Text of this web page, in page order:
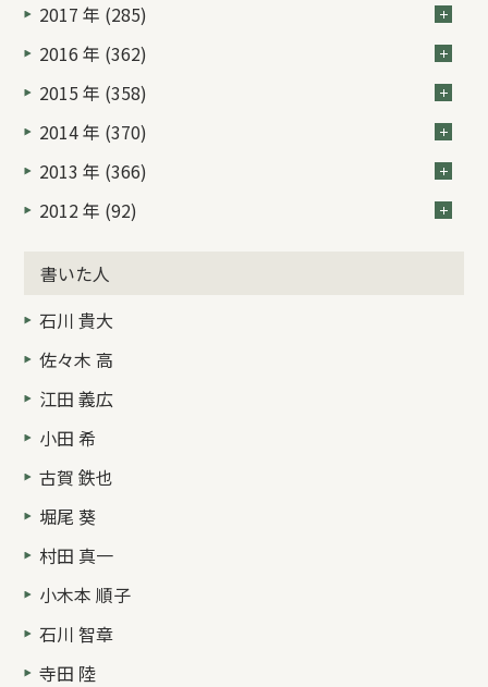
2017 年 (285)
2016 年 (362)
2015 年 (358)
2014 年 (370)
2013 年 (366)
2012 年 (92)
書いた人
石川 貴大
佐々木 高
江田 義広
小田 希
古賀 鉄也
堀尾 葵
村田 真一
小木本 順子
石川 智章
寺田 陸